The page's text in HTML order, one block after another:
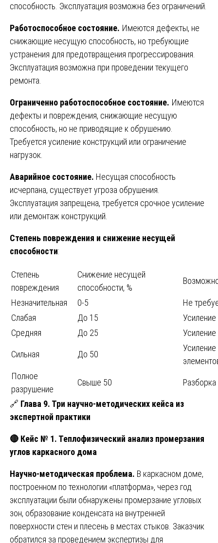
способность. Эксплуатация возможна без ограничений.
Работоспособное состояние. Имеются дефекты, не
снижающие несущую способность, но требующие
устранения для предотвращения прогрессирования.
Эксплуатация возможна при проведении текущего
ремонта.
Ограниченно работоспособное состояние. Имеются
дефекты и повреждения, снижающие несущую
способность, но не приводящие к обрушению.
Требуется усиление конструкций или ограничение
нагрузок.
Аварийное состояние. Несущая способность
исчерпана, существует угроза обрушения.
Эксплуатация запрещена, требуется срочное усиление
или демонтаж конструкций.
Степень повреждения и снижение несущей
способности:
Степень
повреждения
Снижение несущей
способности, %
Незначительная 0-5
Не
Слабая
До 15
Средняя
До 25
Сильная До 50
Полное
разрушение
Свыше 50
🔗 Глава 9. Три научно-методических кейса из
экспертной практики
🔴 Кейс № 1. Теплофизический анализ промерзания
углов каркасного дома
Научно-методическая проблема. В каркасном доме,
построенном по технологии «платформа», через год
эксплуатации были обнаружены промерзание угловых
зон, образование конденсата на внутренней
поверхности стен и плесень в местах стыков. Заказчик
обратился за проведением экспертизы для